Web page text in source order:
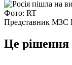
Фото: RT
Представник МЗС
Це рішення